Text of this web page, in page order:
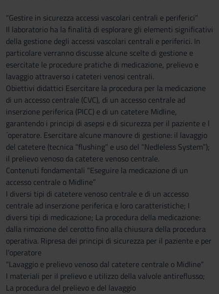
“Gestire in sicurezza accessi vascolari centrali e periferici”
Il laboratorio ha la finalità di esplorare gli elementi significativi
della gestione degli accessi vascolari centrali e periferici. In
particolare verranno discusse alcune scelte di gestione e
esercitate le procedure pratiche di medicazione, prelievo e
lavaggio attraverso i cateteri venosi centrali.
Obiettivi didattici Esercitare la procedura per la medicazione
di un accesso centrale (CVC), di un accesso centrale ad
inserzione periferica (PICC) e di un catetere Midline,
garantendo i principi di asepsi e di sicurezza per il paziente e l
´operatore. Esercitare alcune manovre di gestione: il lavaggio
del catetere (tecnica “flushing” e uso del “Nedleless System”);
il prelievo venoso da catetere venoso centrale.
Contenuti fondamentali “Eseguire la medicazione di un
accesso centrale o Midline”
I diversi tipi di catetere venoso centrale e di un accesso
centrale ad inserzione periferica e loro caratteristiche; I
diversi tipi di medicazione; La procedura della medicazione:
dalla rimozione del cerotto fino alla chiusura della procedura
operativa. Ripresa dei principi di sicurezza per il paziente e per
l’operatore
“Lavaggio e prelievo venoso dal catetere centrale o Midline”
I materiali per il prelievo e utilizzo della valvole antireflusso;
La procedura del prelievo e del lavaggio